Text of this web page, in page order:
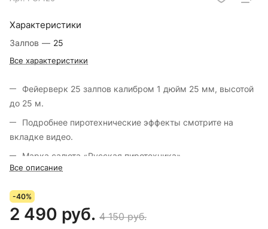
Характеристики
Залпов — 25
Все характеристики
Фейерверк 25 залпов калибром 1 дюйм 25 мм, высотой
до 25 м.
Подробнее пиротехнические эффекты смотрите на
вкладке видео.
Марка салюта «Русская пиротехника».
Все описание
-40%
2 490 руб. 4 150 руб.